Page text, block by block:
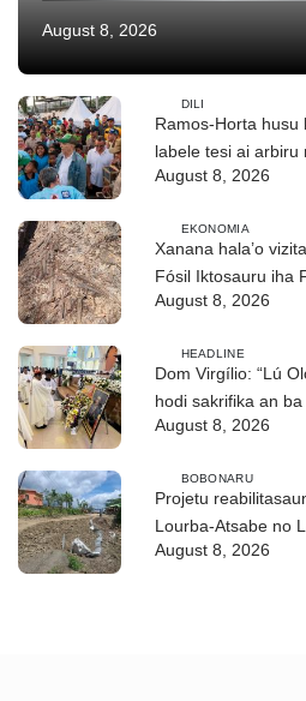
August 8, 2026
DILI
Ramos-Horta husu
labele tesi ai arbiru
matan
August 8, 2026
EKONOMIA
Xanana hala’o
Fósil Iktosauru iha
Kailaku
August 8, 2026
HEADLINE
Dom Virgílio: “Lú
hodi sakrifika an ba
ho fuan”
August 8, 2026
BOBONARU
Projetu
Lourba-Atsabe no
vistu tribunál
August 8, 2026